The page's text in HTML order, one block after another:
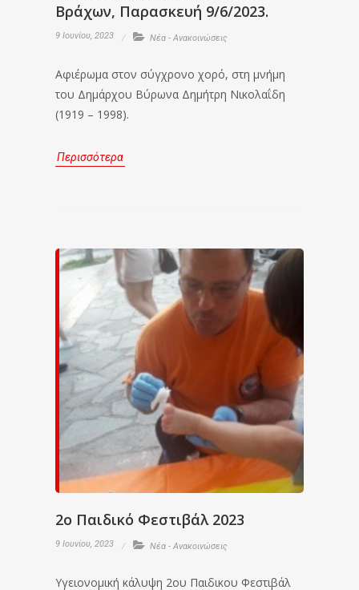
Βράχων, Παρασκευή 9/6/2023.
9 Ιουνίου, 2023 Νέα - Ανακοινώσεις
Αφιέρωμα στον σύγχρονο χορό, στη μνήμη
του Δημάρχου Βύρωνα Δημήτρη Νικολαΐδη
(1919 – 1998).
Περισσότερα
2ο Παιδικό Φεστιβάλ 2023
9 Ιουνίου, 2023 Νέα - Ανακοινώσεις
Υγειονομική κάλυψη 2ου Παιδικου Φεστιβάλ